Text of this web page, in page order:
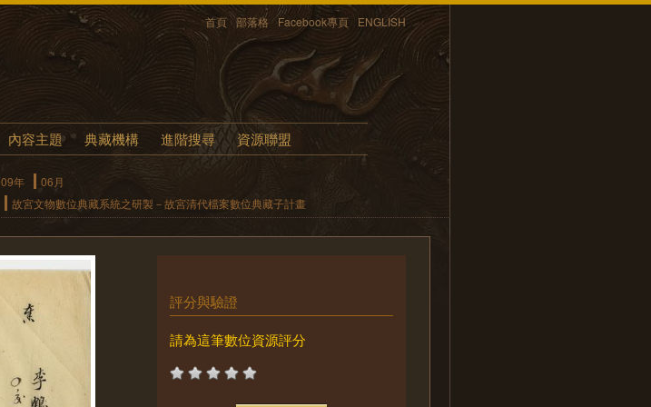
首頁 部落格 Facebook專頁 ENGLISH
內容主題 典藏機構 進階搜尋 資源聯盟
09年
06月
故宮文物數位典藏系統之研製－故宮清代檔案數位典藏子計畫
評分與驗證
請為這筆數位資源評分